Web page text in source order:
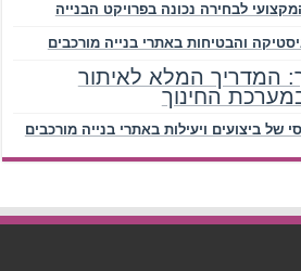
לבחירה נכונה בפרויקט הבנייה
והבטיחות באתרי בנייה מורכבים
המדריך המלא לאיתור
החינוך